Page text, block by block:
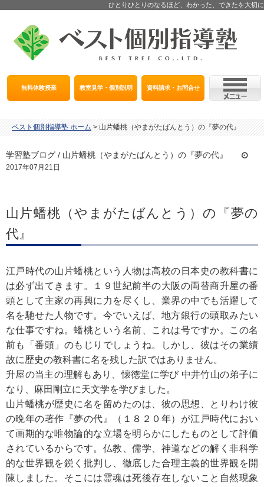
ひとりひとりのなるほど、わかった、できたを大切に
無料体験授業 教室見学・個別説明 資料請求・お問合せ
ベスト個別指導塾 ホーム > 山片蟠桃（やまがたばんとう）の『夢の代』
学習塾ブログ / 山片蟠桃（やまがたばんとう）の『夢の代』
2017年07月21日
山片蟠桃（やまがたばんとう）の『夢の
代』
江戸時代の山片蟠桃という人物は高校の日本史の教科書に
は必ず出てきます。１９世紀前半の大阪の両替商升屋の番
頭として主家の再興に力を尽くし、業界の中でも活躍して
名を馳せた人物です。今でいえば、地方銀行の頭取みたい
な仕事ですね。蟠桃という名前、これは号ですか。この名
前も「番頭」のもじりでしょうね。しかし、彼はその業績
故に歴史の教科書に名を残した訳ではありません。
升屋の当主の理解もあり、懐徳堂に学び 中井竹山の弟子に
なり、麻田剛立に天文学を学びました。
山片蟠桃が歴史に名を留めたのは、彼の思想、とりわけ彼
の晩年の著作『夢の代』（１８２０年）が江戸時代におい
て画期的な唯物論的な立場を明らかにしたものとして評価
されているからです。仏教、儒学、神道などの解く非科学
的な世界観を鋭く批判し、徹底した合理主義的世界観を開
陳しました。そこには霊魂は死後存在しないこと自然現象